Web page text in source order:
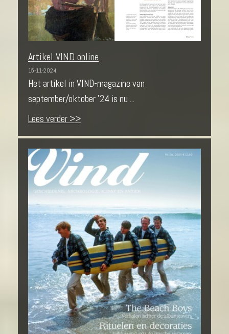
Artikel VIND online
15-11-2024
Het artikel in VIND-magazine van
september/oktober '24 is nu ...
Lees verder >>